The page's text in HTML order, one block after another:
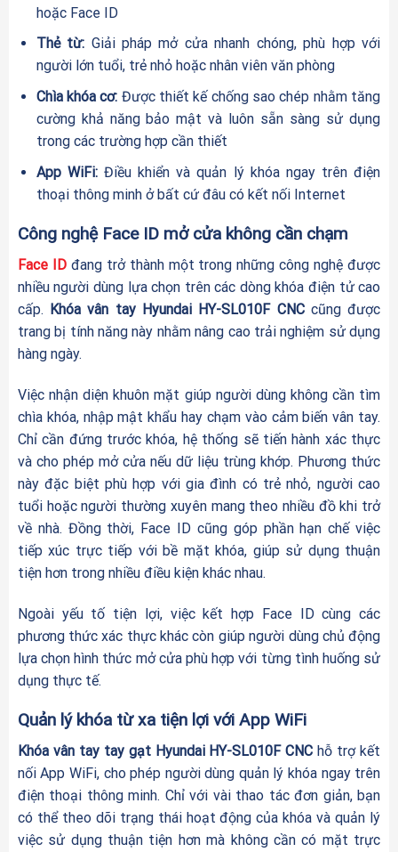
hoặc Face ID
Thẻ từ: Giải pháp mở cửa nhanh chóng, phù hợp với
người lớn tuổi, trẻ nhỏ hoặc nhân viên văn phòng
Chìa khóa cơ: Được thiết kế chống sao chép nhằm tăng
cường khả năng bảo mật và luôn sẵn sàng sử dụng
trong các trường hợp cần thiết
App WiFi:Điều khiển và quản lý khóa ngay trên điện
thoại thông minh ở bất cứ đâu có kết nối Internet
Công nghệ Face ID mở cửa không cần chạm
Face IDđang trở thành một trong những công nghệ được
nhiều người dùng lựa chọn trên các dòng khóa điện tử cao
cấp. Khóa vân tay Hyundai HY-SL010F CNCcũng được
trang bị tính năng này nhằm nâng cao trải nghiệm sử dụng
hàng ngày.
Việc nhận diện khuôn mặt giúp người dùng không cần tìm
chìa khóa, nhập mật khẩu hay chạm vào cảm biến vân tay.
Chỉ cần đứng trước khóa, hệ thống sẽ tiến hành xác thực
và cho phép mở cửa nếu dữ liệu trùng khớp. Phương thức
này đặc biệt phù hợp với gia đình có trẻ nhỏ, người cao
tuổi hoặc người thường xuyên mang theo nhiều đồ khi trở
về nhà. Đồng thời, Face ID cũng góp phần hạn chế việc
tiếp xúc trực tiếp với bề mặt khóa, giúp sử dụng thuận
tiện hơn trong nhiều điều kiện khác nhau.
Ngoài yếu tố tiện lợi, việc kết hợp Face ID cùng các
phương thức xác thực khác còn giúp người dùng chủ động
lựa chọn hình thức mở cửa phù hợp với từng tình huống sử
dụng thực tế.
Quản lý khóa từ xa tiện lợi với App WiFi
Khóa vân tay tay gạt Hyundai HY-SL010F CNC hỗ trợ kết
nối App WiFi, cho phép người dùng quản lý khóa ngay trên
điện thoại thông minh. Chỉ với vài thao tác đơn giản, bạn
có thể theo dõi trạng thái hoạt động của khóa và quản lý
việc sử dụng thuận tiện hơn mà không cần có mặt trực